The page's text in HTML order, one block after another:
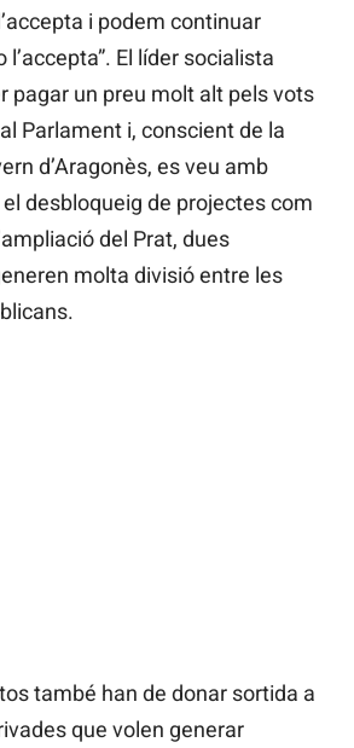
i podem continuar
El líder socialista
pagar un preu molt alt pels vots
Parlament i, conscient de la
d’Aragonès, es veu amb
desbloqueig de projectes com
del Prat, dues
molta divisió entre les
també han de donar sortida a
que volen generar